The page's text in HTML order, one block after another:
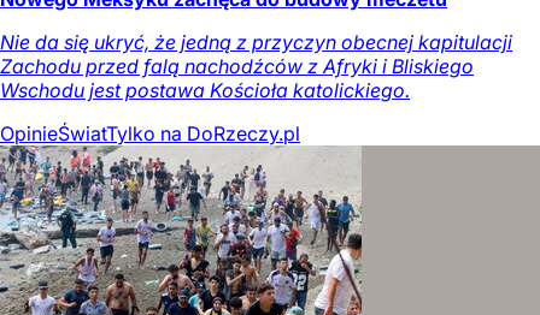
Nie da się ukryć, że jedną z przyczyn obecnej kapitulacji
Zachodu przed falą nachodźców z Afryki i Bliskiego
Wschodu jest postawa Kościoła katolickiego.
OpinieŚwiatTylko na DoRzeczy.pl